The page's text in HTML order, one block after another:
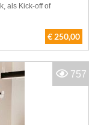
als Kick-off of
€ 250,00
757